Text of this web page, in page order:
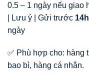
0.5 – 1 ngày nếu giao
| Lưu ý | Gửi trước
ngày
✅ Phù hợp cho: hàng
bao bì, hàng cá nhân.